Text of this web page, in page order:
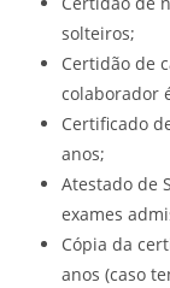
solteiros;
Certidão de
colaborador
Certificado
anos;
Atestado de
exames
Cópia da
anos (caso